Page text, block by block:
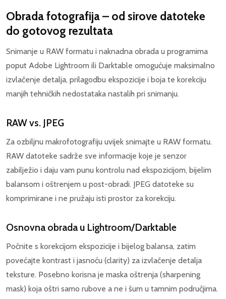
Obrada fotografija – od sirove datoteke
do gotovog rezultata
Snimanje u RAW formatu i naknadna obrada u programima
poput Adobe Lightroom ili Darktable omogućuje maksimalno
izvlačenje detalja, prilagodbu ekspozicije i boja te korekciju
manjih tehničkih nedostataka nastalih pri snimanju.
RAW vs. JPEG
Za ozbiljnu makrofotografiju uvijek snimajte u RAW formatu.
RAW datoteke sadrže sve informacije koje je senzor
zabilježio i daju vam punu kontrolu nad ekspozicijom, bijelim
balansom i oštrenjem u post-obradi. JPEG datoteke su
komprimirane i ne pružaju isti prostor za korekciju.
Osnovna obrada u Lightroom/Darktable
Počnite s korekcijom ekspozicije i bijelog balansa, zatim
povećajte kontrast i jasnoću (clarity) za izvlačenje detalja
teksture. Posebno korisna je maska oštrenja (sharpening
mask) koja oštri samo rubove a ne i šum u tamnim područjima.